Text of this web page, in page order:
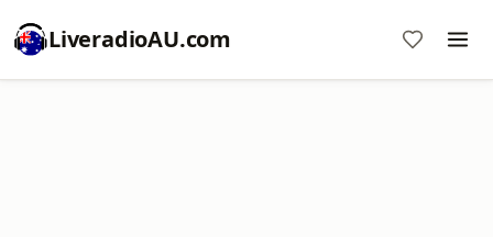
LiveradioAU.com